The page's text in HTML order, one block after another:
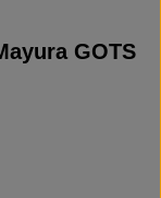
GOTS